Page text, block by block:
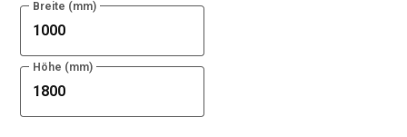
Breite (mm)
Höhe (mm)